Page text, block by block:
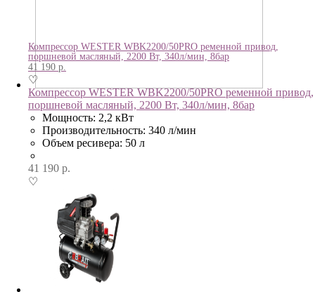
Компрессор WESTER WBK2200/50PRO ременной привод,
поршневой масляный, 2200 Вт, 340л/мин, 8бар
41 190 р.
♡
Компрессор WESTER WBK2200/50PRO ременной привод,
поршневой масляный, 2200 Вт, 340л/мин, 8бар
Мощность: 2,2 кВт
Производительность: 340 л/мин
Объем ресивера: 50 л
41 190 р.
♡